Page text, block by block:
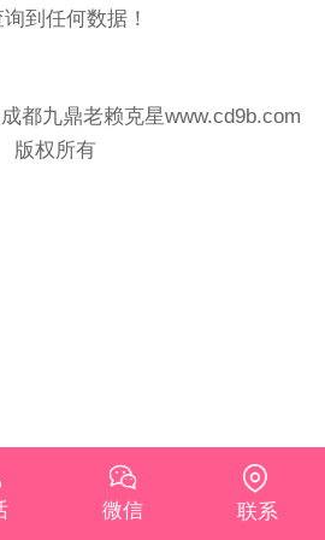
到任何数据！
都九鼎老赖克星www.cd9b.com
版权所有
微信 联系